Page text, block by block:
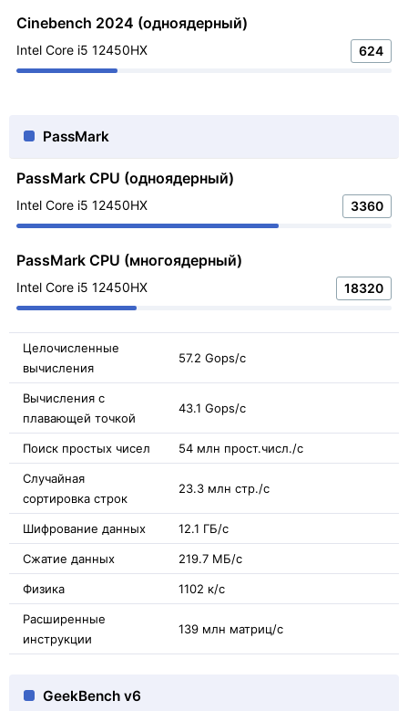
Cinebench 2024 (одноядерный)
Intel Core i5 12450HX 624
PassMark
PassMark CPU (одноядерный)
Intel Core i5 12450HX 3360
PassMark CPU (многоядерный)
Intel Core i5 12450HX 18320
Целочисленные
вычисления
57.2 Gops/с
Вычисления с
плавающей точкой
43.1 Gops/с
Поиск простых чисел 54 млн прост.числ./с
Случайная
сортировка строк
23.3 млн стр./с
Шифрование данных 12.1 ГБ/с
Сжатие данных 219.7 МБ/с
Физика 1102 к/с
Расширенные
инструкции
139 млн матриц/с
GeekBench v6